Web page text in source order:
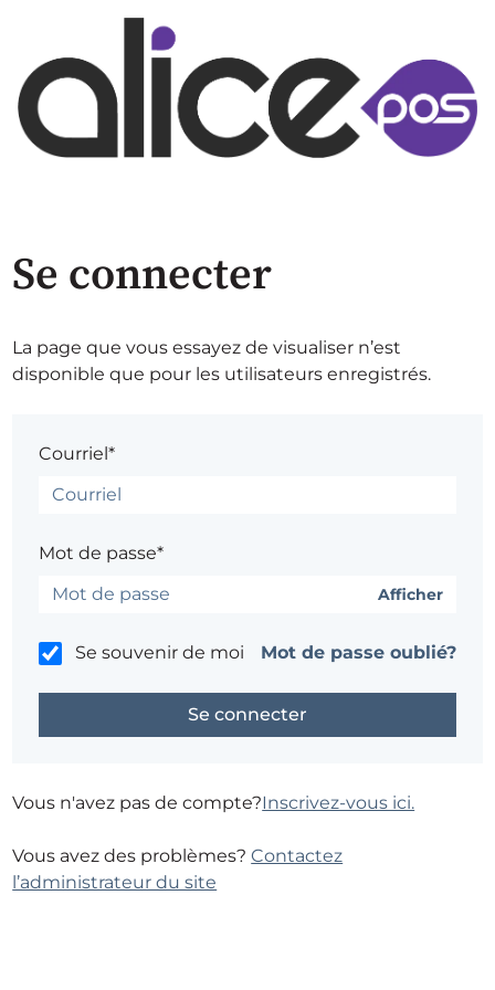
Se connecter
La page que vous essayez de visualiser n’est
disponible que pour les utilisateurs enregistrés.
Courriel*
Mot de passe*
Afficher
Se souvenir de moi Mot de passe oublié?
Vous n'avez pas de compte?Inscrivez-vous ici.
Vous avez des problèmes?Contactez
l’administrateur du site